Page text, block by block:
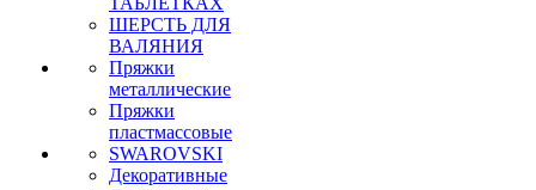
ШЕРСТЬ ДЛЯ
ВАЛЯНИЯ
Пряжки
металлические
Пряжки
пластмассовые
SWAROVSKI
Декоративные